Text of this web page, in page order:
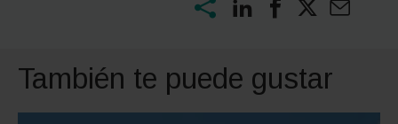
También te puede gustar